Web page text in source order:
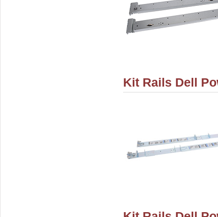
Kit Rails Dell